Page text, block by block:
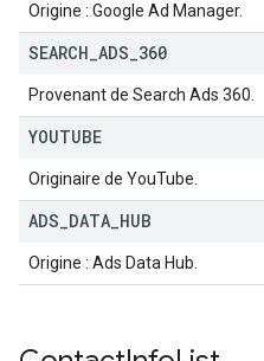
Origine : Google Ad Manager.
SEARCH ADS 360
Provenant de Search Ads 360.
YOUTUBE
Originaire de YouTube.
ADS DATA HUB
Origine : Ads Data Hub.